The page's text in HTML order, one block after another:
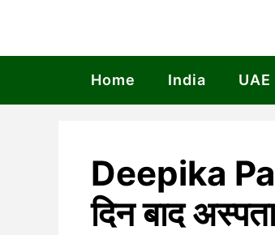
Home India UAE
Deepika
दिन बाद